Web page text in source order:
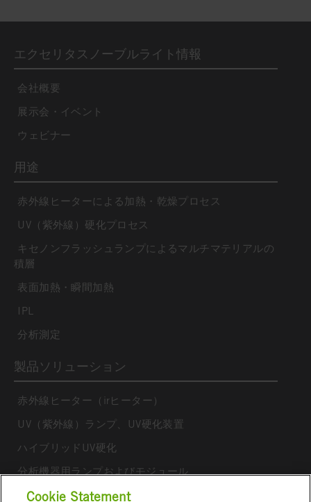
エクセリタスノーブルライト情報
会社概要
展示会・イベント
ウェビナー
用途
赤外線ヒーターによる加熱・乾燥プロセス
UV（紫外線）硬化プロセス
キセノンフラッシュランプによるマルチマテリアルの
積層
表面加熱・瞬間加熱
IPL
分析測定
製品ソリューション
赤外線ヒーター（irヒーター）
UV（紫外線）ランプ、UV硬化装置
ハイブリッドUV硬化
分析機器用ランプおよびモジュール
アークランプ、フラッシュランプ
Cookie Statement